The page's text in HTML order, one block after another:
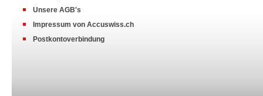
Unsere AGB's
Impressum von Accuswiss.ch
Postkontoverbindung